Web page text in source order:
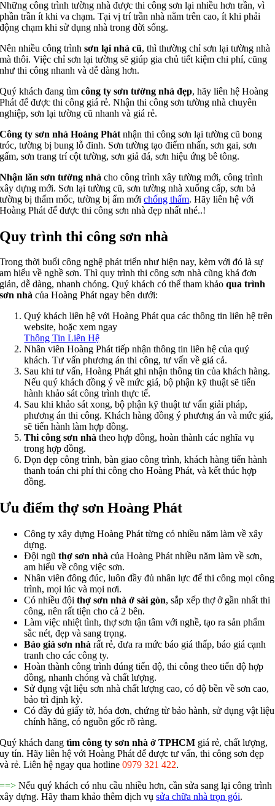
Những công trình tường nhà được thi công sơn lại nhiều hơn trần, vì
phần trần ít khi va chạm. Tại vị trí trần nhà nằm trên cao, ít khi phải
động chạm khi sử dụng nhà trong đời sống.
Nên nhiều công trìnhsơn lại nhà cũ, thì thường chỉ sơn lại tường nhà
mà thôi. Việc chỉ sơn lại tường sẽ giúp gia chủ tiết kiệm chi phí, cũng
như thi công nhanh và dễ dàng hơn.
Quý khách đang tìmcông ty sơn tường nhà đẹp, hãy liên hệ Hoàng
Phát để được thi công giá rẻ. Nhận thi công sơn tường nhà chuyên
nghiệp, sơn lại tường cũ nhanh và giá rẻ.
Công ty sơn nhà Hoàng Phát nhận thi công sơn lại tường cũ bong
tróc, tường bị bung lỗ đinh. Sơn tường tạo điểm nhấn, sơn gai, sơn
gấm, sơn trang trí cột tường, sơn giả đá, sơn hiệu ứng bê tông.
Nhận lăn sơn tường nhà cho công trình xây tường mới, công trình
xây dựng mới. Sơn lại tường cũ, sơn tường nhà xuống cấp, sơn bả
tường bị thấm mốc, tường bị ẩm mớichống thấm. Hãy liên hệ với
Hoàng Phát để được thi công sơn nhà đẹp nhất nhé..!
Quy trình thi công sơn nhà
Trong thời buổi công nghệ phát triển như hiện nay, kèm với đó là sự
am hiểu về nghề sơn. Thì quy trình thi công sơn nhà cũng khá đơn
giản, dễ dàng, nhanh chóng. Quý khách có thể tham khảoqua trình
sơn nhà của Hoàng Phát ngay bên dưới:
Quý khách liên hệ với Hoàng Phát qua các thông tin liên hệ trên
website, hoặc xem ngay
Thông Tin Liên Hệ
Nhân viên Hoàng Phát tiếp nhận thông tin liên hệ của quý
khách. Tư vấn phương án thi công, tư vấn về giá cả.
Sau khi tư vấn, Hoàng Phát ghi nhận thông tin của khách hàng.
Nếu quý khách đồng ý về mức giá, bộ phận kỹ thuật sẽ tiến
hành khảo sát công trình thực tế.
Sau khi khảo sát xong, bộ phận kỹ thuật tư vấn giải pháp,
phương án thi công. Khách hàng đồng ý phương án và mức giá,
sẽ tiến hành làm hợp đồng.
Thi công sơn nhà theo hợp đồng, hoàn thành các nghĩa vụ
trong hợp đồng.
Dọn dẹp công trình, bàn giao công trình, khách hàng tiến hành
thanh toán chi phí thi công cho Hoàng Phát, và kết thúc hợp
đồng.
Ưu điểm thợ sơn Hoàng Phát
Công ty xây dựng Hoàng Phát từng có nhiều năm làm về xây
dựng.
Đội ngũthợ sơn nhà của Hoàng Phát nhiều năm làm về sơn,
am hiểu về công việc sơn.
Nhân viên đông đúc, luôn đầy đủ nhân lực để thi công mọi công
trình, mọi lúc và mọi nơi.
Có nhiều độithợ sơn nhà ở sài gòn, sắp xếp thợ ở gần nhất thi
công, nên rất tiện cho cả 2 bên.
Làm việc nhiệt tình, thợ sơn tận tâm với nghề, tạo ra sản phẩm
sắc nét, đẹp và sang trọng.
Báo giá sơn nhà rất rẻ, đưa ra mức báo giá thấp, báo giá cạnh
tranh cho các công ty.
Hoàn thành công trình đúng tiến độ, thi công theo tiến độ hợp
đồng, nhanh chóng và chất lượng.
Sử dụng vật liệu sơn nhà chất lượng cao, có độ bền về sơn cao,
bảo trì định kỳ.
Có đầy đủ giấy tờ, hóa đơn, chứng từ bảo hành, sử dụng vật liệu
chính hãng, có nguồn gốc rõ ràng.
Quý khách đangtìm công ty sơn nhà ở TPHCM giá rẻ, chất lượng,
uy tín. Hãy liên hệ với Hoàng Phát để được tư vấn, thi công sơn đẹp
và rẻ. Liên hệ ngay qua hotline0979 321 422.
==> Nếu quý khách có nhu cầu nhiều hơn, cần sửa sang lại công trình
xây dựng. Hãy tham khảo thêm dịch vụsửa chữa nhà trọn gói.